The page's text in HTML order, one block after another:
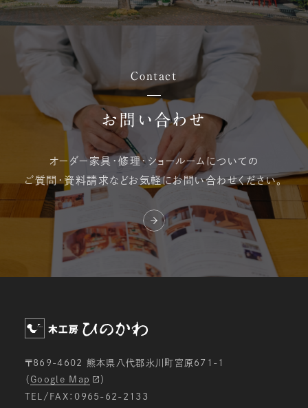
Contact
お問い合わせ
オーダー家具・修理・ ショールームについての
ご質問・資料請求などお気軽にお問い合わせください。
〒869-4602 熊本県八代郡氷川町宮原671-1
（ Google Map
）
TEL/FAX：0965-62-2133